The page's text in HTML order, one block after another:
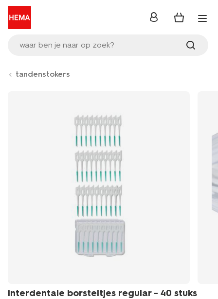
waar ben je naar op zoek?
inloggen
tandenstokers
interdentale borsteltjes regular - 40 stuks